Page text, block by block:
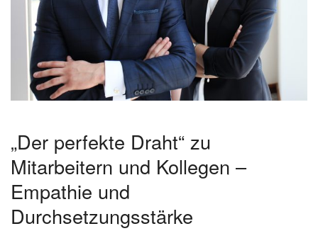
„Der perfekte Draht“ zu
Mitarbeitern und Kollegen –
Empathie und
Durchsetzungsstärke